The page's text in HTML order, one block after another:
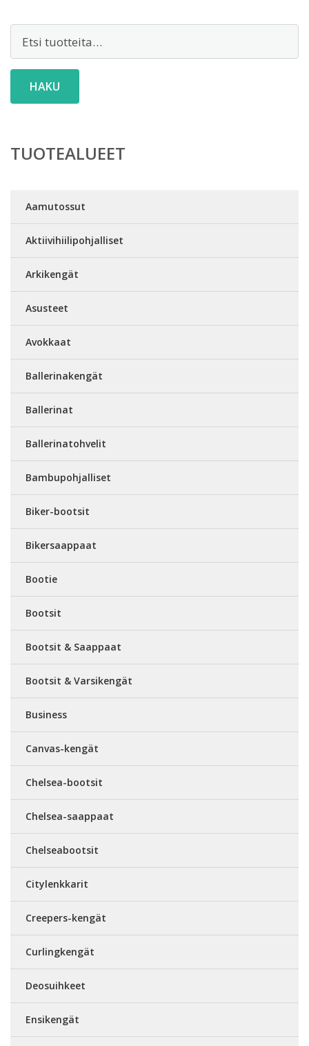
HAKU
TUOTEALUEET
Aamutossut
Aktiivihiilipohjalliset
Arkikengät
Asusteet
Avokkaat
Ballerinakengät
Ballerinat
Ballerinatohvelit
Bambupohjalliset
Biker-bootsit
Bikersaappaat
Bootie
Bootsit
Bootsit & Saappaat
Bootsit & Varsikengät
Business
Canvas-kengät
Chelsea-bootsit
Chelsea-saappaat
Chelseabootsit
Citylenkkarit
Creepers-kengät
Curlingkengät
Deosuihkeet
Ensikengät